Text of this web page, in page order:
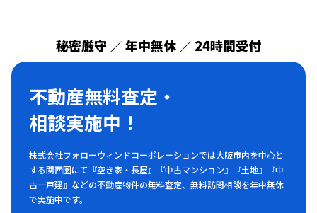
秘密厳守 ／ 年中無休 ／ 24時間受付
不動産無料査定・
相談実施中！
株式会社フォローウィンドコーポレーションでは大阪市内を中心と
する関西圏にて『空き家・長屋』『中古マンション』『土地』『中
古一戸建』などの不動産物件の無料査定、無料訪問相談を年中無休
で実施中です。